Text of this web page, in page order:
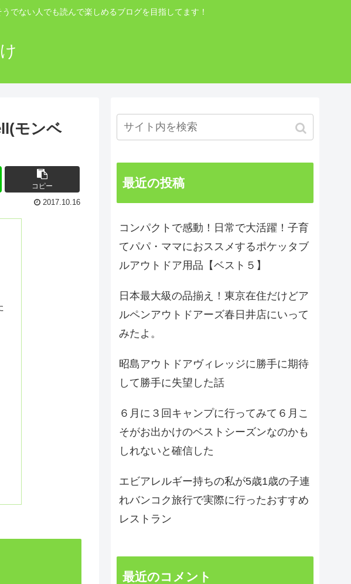
でない人でも読んで楽しめるブログを目指してます！
モンベ
コピー
2017.10.16
最近の投稿
コンパクトで感動！日常で大活躍！子育
てパパ・ママにおススメするポケッタブ
ルアウトドア用品【ベスト５】
日本最大級の品揃え！東京在住だけどア
ルペンアウトドアーズ春日井店にいって
みたよ。
昭島アウトドアヴィレッジに勝手に期待
して勝手に失望した話
６月に３回キャンプに行ってみて６月こ
そがお出かけのベストシーズンなのかも
しれないと確信した
エビアレルギー持ちの私が5歳1歳の子連
れバンコク旅行で実際に行ったおすすめ
レストラン
最近のコメント